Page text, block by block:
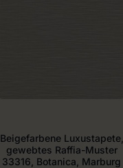
Beigefarbene Luxustapete,
gewebtes Raffia-Muster
33316, Botanica, Marburg